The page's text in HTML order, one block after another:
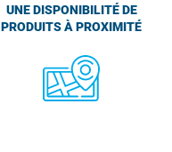
UNE DISPONIBILITÉ DE
PRODUITS À PROXIMITÉ